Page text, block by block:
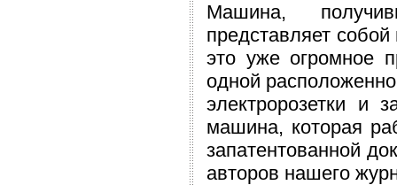
Машина,
представляет
это уже огромное
одной
электророзетки и
машина, которая
запатентованной
авторов нашего